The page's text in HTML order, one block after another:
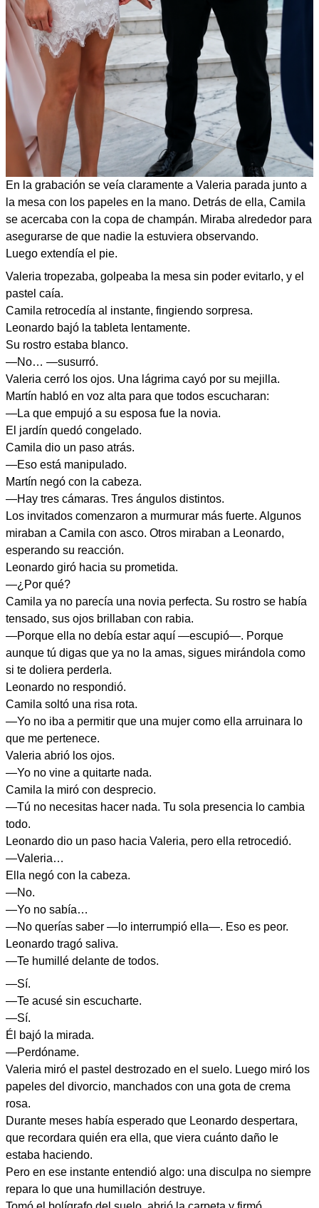
En la grabación se veía claramente a Valeria parada junto a
la mesa con los papeles en la mano. Detrás de ella, Camila
se acercaba con la copa de champán. Miraba alrededor para
asegurarse de que nadie la estuviera observando.
Luego extendía el pie.
Valeria tropezaba, golpeaba la mesa sin poder evitarlo, y el
pastel caía.
Camila retrocedía al instante, fingiendo sorpresa.
Leonardo bajó la tableta lentamente.
Su rostro estaba blanco.
—No… —susurró.
Valeria cerró los ojos. Una lágrima cayó por su mejilla.
Martín habló en voz alta para que todos escucharan:
—La que empujó a su esposa fue la novia.
El jardín quedó congelado.
Camila dio un paso atrás.
—Eso está manipulado.
Martín negó con la cabeza.
—Hay tres cámaras. Tres ángulos distintos.
Los invitados comenzaron a murmurar más fuerte. Algunos
miraban a Camila con asco. Otros miraban a Leonardo,
esperando su reacción.
Leonardo giró hacia su prometida.
—¿Por qué?
Camila ya no parecía una novia perfecta. Su rostro se había
tensado, sus ojos brillaban con rabia.
—Porque ella no debía estar aquí —escupió—. Porque
aunque tú digas que ya no la amas, sigues mirándola como
si te doliera perderla.
Leonardo no respondió.
Camila soltó una risa rota.
—Yo no iba a permitir que una mujer como ella arruinara lo
que me pertenece.
Valeria abrió los ojos.
—Yo no vine a quitarte nada.
Camila la miró con desprecio.
—Tú no necesitas hacer nada. Tu sola presencia lo cambia
todo.
Leonardo dio un paso hacia Valeria, pero ella retrocedió.
—Valeria…
Ella negó con la cabeza.
—No.
—Yo no sabía…
—No querías saber —lo interrumpió ella—. Eso es peor.
Leonardo tragó saliva.
—Te humillé delante de todos.
—Sí.
—Te acusé sin escucharte.
—Sí.
Él bajó la mirada.
—Perdóname.
Valeria miró el pastel destrozado en el suelo. Luego miró los
papeles del divorcio, manchados con una gota de crema
rosa.
Durante meses había esperado que Leonardo despertara,
que recordara quién era ella, que viera cuánto daño le
estaba haciendo.
Pero en ese instante entendió algo: una disculpa no siempre
repara lo que una humillación destruye.